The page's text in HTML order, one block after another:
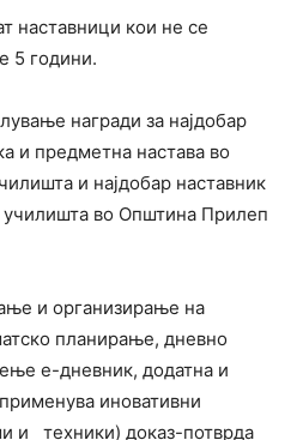
наставници кои не се
5 години.
награди за најдобар
и предметна настава во
и најдобар наставник
во Општина Прилеп
и организирање на
планирање, дневно
е-дневник, додатна и
иновативни
и техники) доказ-потврда